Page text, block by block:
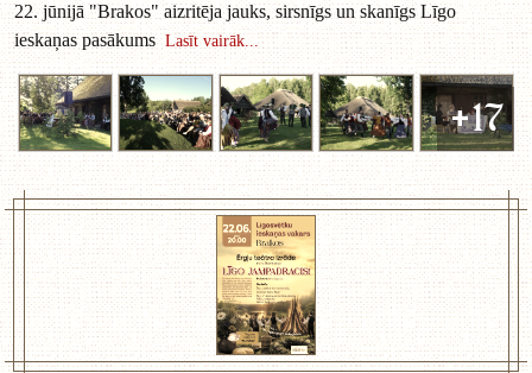
22. jūnijā "Brakos" aizritēja jauks, sirsnīgs un skanīgs Līgo
ieskaņas pasākums Lasīt vairāk...
+17